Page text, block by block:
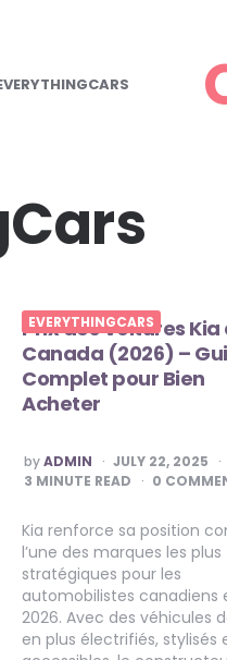
EVERYTHINGCARS
Prix des Voitures Kia
Canada (2026) –
Complet pour Bien
Acheter
POSTED
BY
by ADMIN
JULY 22, 2025
3 MINUTE READ 0
Kia renforce sa position
l’une des marques les plus
stratégiques pour les
automobilistes canadiens
2026. Avec des véhicules
en plus électrifiés, stylisés